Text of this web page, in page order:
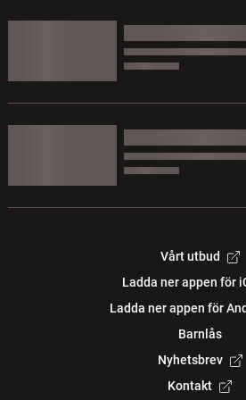
Vårt utbud
Ladda ner appen för
Ladda ner appen för
Barnlås
Nyhetsbrev
Kontakt